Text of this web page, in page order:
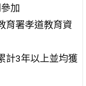
加
育署孝道教育資
計3年以上並均獲